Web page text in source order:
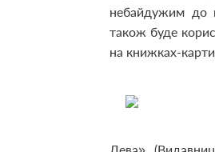
небайдужим до
також буде
на книжках-